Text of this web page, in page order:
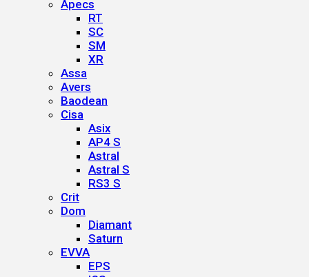
Apecs
RT
SC
SM
XR
Assa
Avers
Baodean
Cisa
Asix
AP4 S
Astral
Astral S
RS3 S
Crit
Dom
Diamant
Saturn
EVVA
EPS